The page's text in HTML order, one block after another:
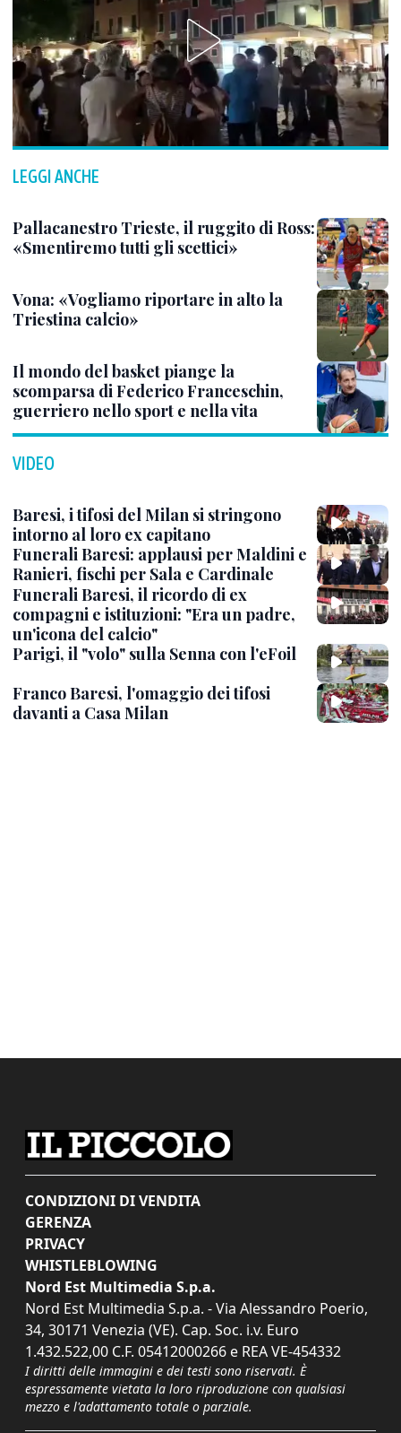
LEGGI ANCHE
Pallacanestro Trieste, il ruggito di Ross:
«Smentiremo tutti gli scettici»
Vona: «Vogliamo riportare in alto la
Triestina calcio»
Il mondo del basket piange la
scomparsa di Federico Franceschin,
guerriero nello sport e nella vita
VIDEO
Baresi, i tifosi del Milan si stringono
intorno al loro ex capitano
Funerali Baresi: applausi per Maldini e
Ranieri, fischi per Sala e Cardinale
Funerali Baresi, il ricordo di ex
compagni e istituzioni: "Era un padre,
un'icona del calcio"
Parigi, il "volo" sulla Senna con l'eFoil
Franco Baresi, l'omaggio dei tifosi
davanti a Casa Milan
CONDIZIONI DI VENDITA
GERENZA
PRIVACY
WHISTLEBLOWING
Nord Est Multimedia S.p.a.
Nord Est Multimedia S.p.a. - Via Alessandro Poerio,
34, 30171 Venezia (VE). Cap. Soc. i.v. Euro
1.432.522,00 C.F. 05412000266 e REA VE-454332
I diritti delle immagini e dei testi sono riservati. È
espressamente vietata la loro riproduzione con qualsiasi
mezzo e l'adattamento totale o parziale.